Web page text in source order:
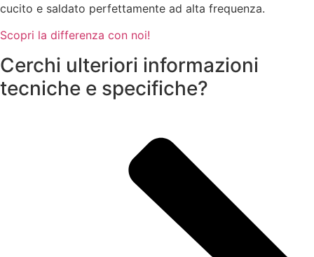
cucito e saldato perfettamente ad alta frequenza.
Scopri la differenza con noi!
Cerchi ulteriori informazioni
tecniche e specifiche?